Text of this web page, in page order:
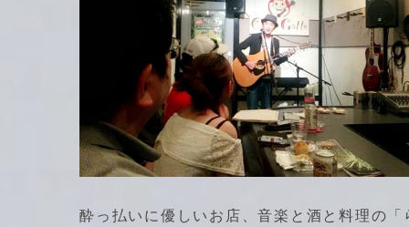
酔っ払いに優しいお店、音楽と酒と料理の「